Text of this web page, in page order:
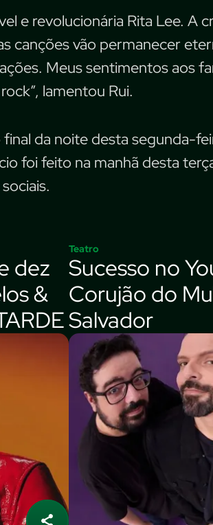
e revolucionária Rita Lee. A
canções vão permanecer
Meus sentimentos aos
lamentou Rui.
da noite desta segunda-
foi feito na manhã desta
dez
&
Teatro
Sucesso no
Corujão do
Salvador